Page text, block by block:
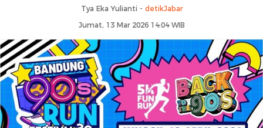
Tya Eka Yulianti - detikJabar
Jumat, 13 Mar 2026 14:04 WIB